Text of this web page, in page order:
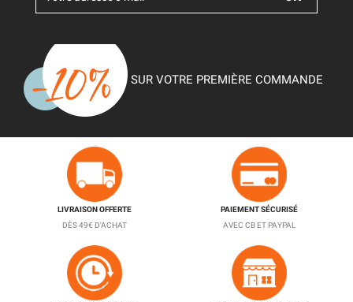
SUR VOTRE PREMIÈRE COMMANDE
LIVRAISON OFFERTE
DÈS 49€ D'ACHAT
PAIEMENT SÉCURISÉ
AVEC CB ET PAYPAL